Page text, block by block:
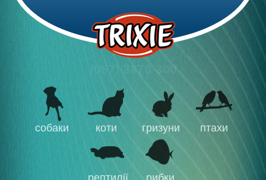
(067) 3878-300
собаки коти гризуни птахи